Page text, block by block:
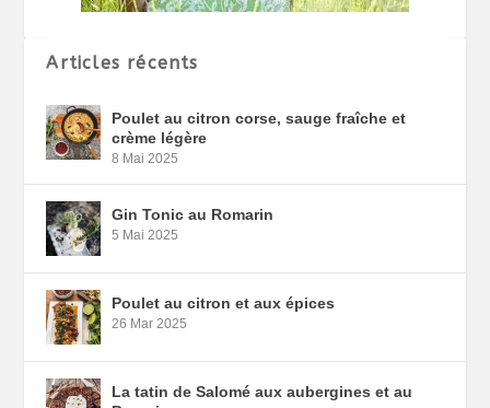
Articles récents
Poulet au citron corse, sauge fraîche et
crème légère
8 Mai 2025
Gin Tonic au Romarin
5 Mai 2025
Poulet au citron et aux épices
26 Mar 2025
La tatin de Salomé aux aubergines et au